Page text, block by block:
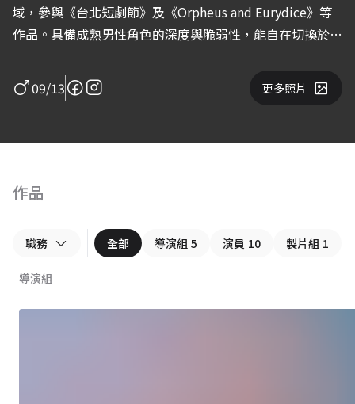
域，參與《台北短劇節》及《Orpheus and Eurydice》等
作品。具備成熟男性角色的深度與脆弱性，能自在切換於壓
09/13
更多照片
作品
職務 全部 導演組 5 演員 10 製片組 1
導演組